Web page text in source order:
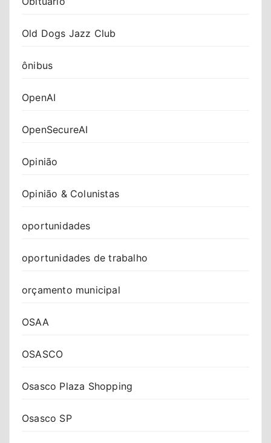
Old Dogs Jazz Club
ônibus
OpenAI
OpenSecureAI
Opinião
Opinião & Colunistas
oportunidades
oportunidades de trabalho
orçamento municipal
OSAA
OSASCO
Osasco Plaza Shopping
Osasco SP